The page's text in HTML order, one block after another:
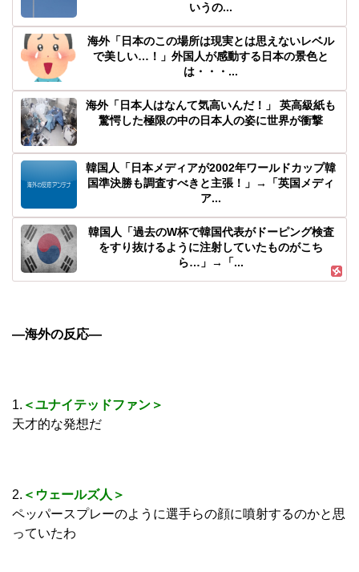
いうの...
海外「日本のこの場所は現実とは思えないレベル
で美しい…！」外国人が感動する日本の景色と
は・・・...
海外「日本人はなんて気高いんだ！」 英高級紙も
驚愕した極限の中の日本人の姿に世界が衝撃
韓国人「日本メディアが2002年ワールドカップ韓
国準決勝も調査すべきと主張！」→「英国メディ
ア...
韓国人「過去のW杯で韓国代表がドーピング検査
をすり抜けるように注射していたものがこち
ら…」→「...
―海外の反応―
1. ＜ユナイテッドファン＞
天才的な発想だ
2. ＜ウェールズ人＞
ペッパースプレーのように選手らの顔に噴射するのかと思
っていたわ